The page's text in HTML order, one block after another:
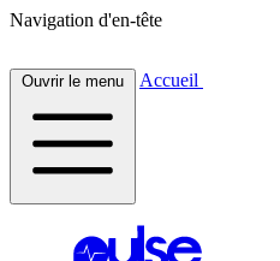
Navigation d'en-tête
Ouvrir le menu Accueil